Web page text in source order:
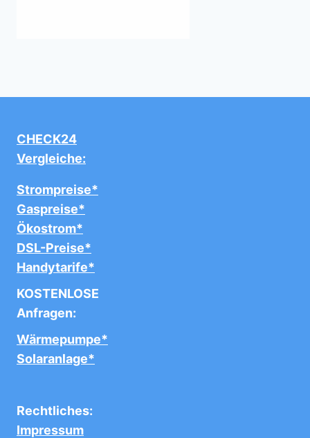
CHECK24
Vergleiche:
Strompreise*
Gaspreise*
Ökostrom*
DSL-Preise*
Handytarife*
KOSTENLOSE
Anfragen:
Wärmepumpe*
Solaranlage*
Rechtliches:
Impressum